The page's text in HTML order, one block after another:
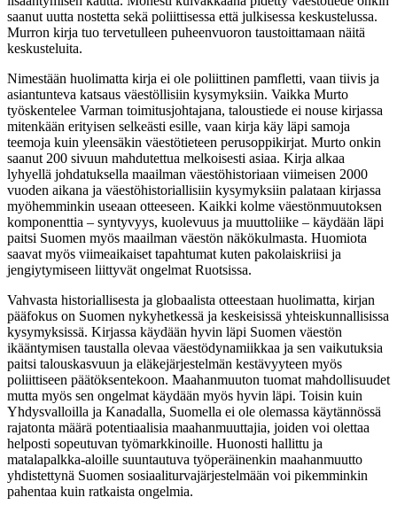
saanut uutta nostetta sekä poliittisessa että julkisessa keskustelussa.
Murron kirja tuo tervetulleen puheenvuoron taustoittamaan näitä
keskusteluita.
Nimestään huolimatta kirja ei ole poliittinen pamfletti, vaan tiivis ja
asiantunteva katsaus väestöllisiin kysymyksiin. Vaikka Murto
työskentelee Varman toimitusjohtajana, taloustiede ei nouse kirjassa
mitenkään erityisen selkeästi esille, vaan kirja käy läpi samoja
teemoja kuin yleensäkin väestötieteen perusoppikirjat. Murto onkin
saanut 200 sivuun mahdutettua melkoisesti asiaa. Kirja alkaa
lyhyellä johdatuksella maailman väestöhistoriaan viimeisen 2000
vuoden aikana ja väestöhistoriallisiin kysymyksiin palataan kirjassa
myöhemminkin useaan otteeseen. Kaikki kolme väestönmuutoksen
komponenttia – syntyvyys, kuolevuus ja muuttoliike – käydään läpi
paitsi Suomen myös maailman väestön näkökulmasta. Huomiota
saavat myös viimeaikaiset tapahtumat kuten pakolaiskriisi ja
jengiytymiseen liittyvät ongelmat Ruotsissa.
Vahvasta historiallisesta ja globaalista otteestaan huolimatta, kirjan
pääfokus on Suomen nykyhetkessä ja keskeisissä yhteiskunnallisissa
kysymyksissä. Kirjassa käydään hyvin läpi Suomen väestön
ikääntymisen taustalla olevaa väestödynamiikkaa ja sen vaikutuksia
paitsi talouskasvuun ja eläkejärjestelmän kestävyyteen myös
poliittiseen päätöksentekoon. Maahanmuuton tuomat mahdollisuudet
mutta myös sen ongelmat käydään myös hyvin läpi. Toisin kuin
Yhdysvalloilla ja Kanadalla, Suomella ei ole olemassa käytännössä
rajatonta määrä potentiaalisia maahanmuuttajia, joiden voi olettaa
helposti sopeutuvan työmarkkinoille. Huonosti hallittu ja
matalapalkka-aloille suuntautuva työperäinenkin maahanmuutto
yhdistettynä Suomen sosiaaliturvajärjestelmään voi pikemminkin
pahentaa kuin ratkaista ongelmia.